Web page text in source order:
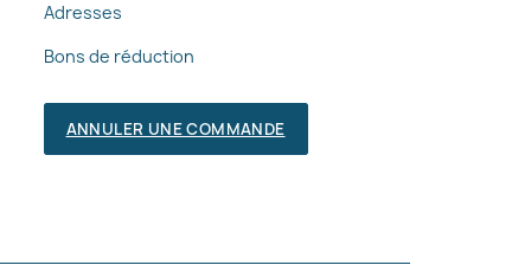
Adresses
Bons de réduction
ANNULER UNE COMMANDE